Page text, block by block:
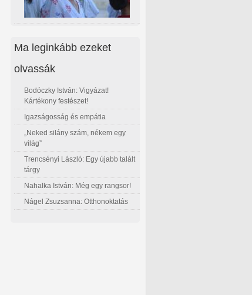
Ma leginkább ezeket
olvassák
Bodóczky István: Vigyázat!
Kártékony festészet!
Igazságosság és empátia
„Neked silány szám, nékem egy
világ”
Trencsényi László: Egy újabb talált
tárgy
Nahalka István: Még egy rangsor!
Nágel Zsuzsanna: Otthonoktatás